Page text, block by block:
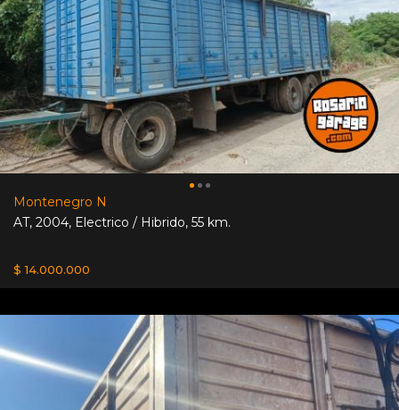
Montenegro N
AT, 2004, Electrico / Hibrido, 55 km.
$ 14.000.000